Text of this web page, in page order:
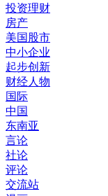
投资理财
房产
美国股市
中小企业
起步创新
财经人物
国际
中国
东南亚
言论
社论
评论
交流站